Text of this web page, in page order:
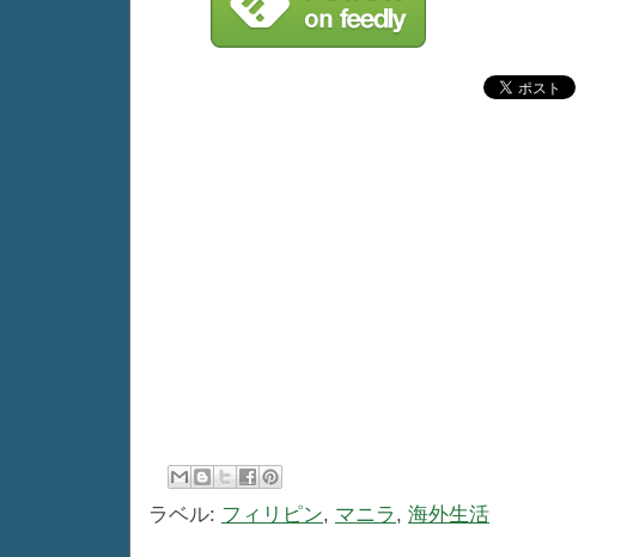
ラベル: フィリピン, マニラ , 海外生活